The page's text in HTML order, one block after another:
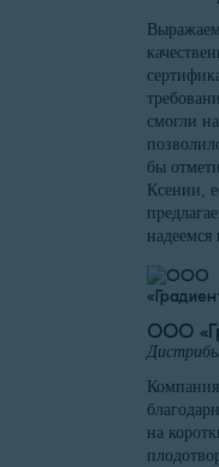
смогли
бы
Ксении,
надеемся
ООО
на